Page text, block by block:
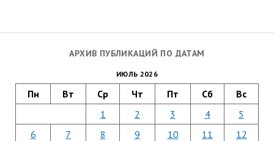
АРХИВ ПУБЛИКАЦИЙ ПО ДАТАМ
ИЮЛЬ 2026
Пн Вт Ср Чт Пт Сб Вс
1 2 3 4
5
6
7 8 9 10 11
12